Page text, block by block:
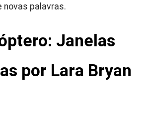
novas palavras.
Janelas
por Lara Bryan